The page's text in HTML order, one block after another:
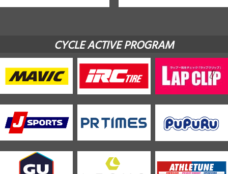
CYCLE ACTIVE PROGRAM